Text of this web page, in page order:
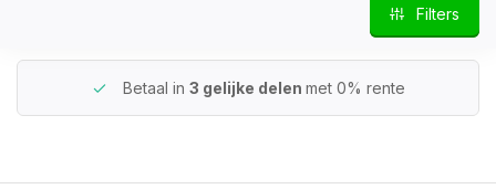
Filters
Betaal in 3 gelijke delen met 0% rente